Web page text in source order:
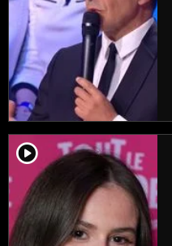
player2